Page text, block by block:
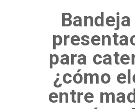
para
¿cómo
entre